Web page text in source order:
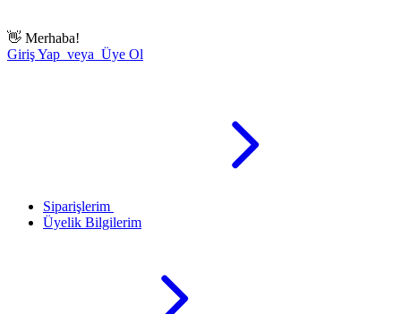
👋 Merhaba!
Giriş Yap veya Üye Ol
Siparişlerim
Üyelik Bilgilerim